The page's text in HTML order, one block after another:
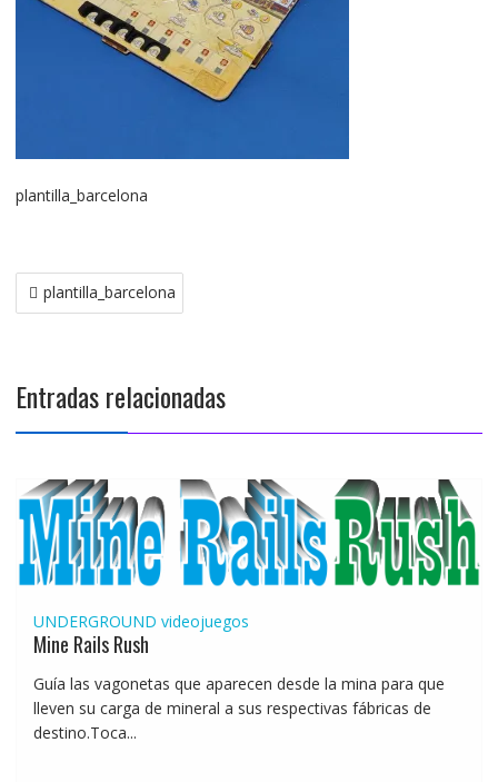
plantilla_barcelona
Navegación
de
plantilla_barcelona
Entradas relacionadas
UNDERGROUND videojuegos
Mine Rails Rush
Guía las vagonetas que aparecen desde la mina para que
lleven su carga de mineral a sus respectivas fábricas de
destino.Toca...